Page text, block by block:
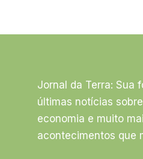
Jornal da Terra: Sua
últimas notícias
economia e muito
acontecimentos que